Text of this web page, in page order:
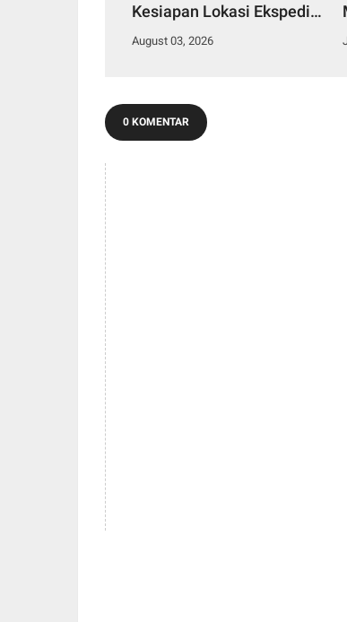
Kesiapan Lokasi Ekspedisi
Merah Putih Presisi
August 03, 2026
0 KOMENTAR